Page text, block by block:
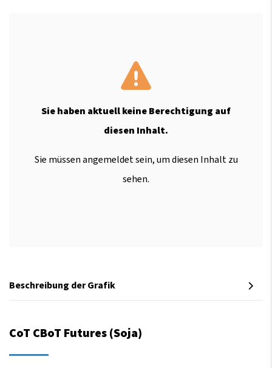
Sie haben aktuell keine Berechtigung auf
diesen Inhalt.
Sie müssen angemeldet sein, um diesen Inhalt zu
sehen.
Beschreibung der Grafik
CoT CBoT Futures (Soja)